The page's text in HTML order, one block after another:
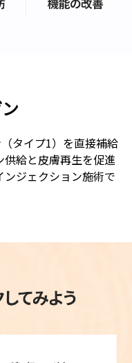
タイプ1）を直接補給
給と皮膚再生を促進
ジェクション施術で